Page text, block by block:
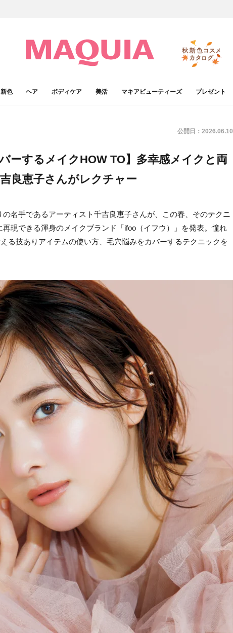
新色 ヘア ボディケア 美活 マキアビューティーズ プレゼント
公開日： 2026.06.10
ーするメイクHOW TO】多幸感メイクと両
良恵子さんがレクチャー
名手であるアーティスト千吉良恵子さんが、この春、そのテクニ
再現できる渾身のメイクブランド「ifoo（イフウ）」を発表。憧れ
る技ありアイテムの使い方、毛穴悩みをカバーするテクニックを